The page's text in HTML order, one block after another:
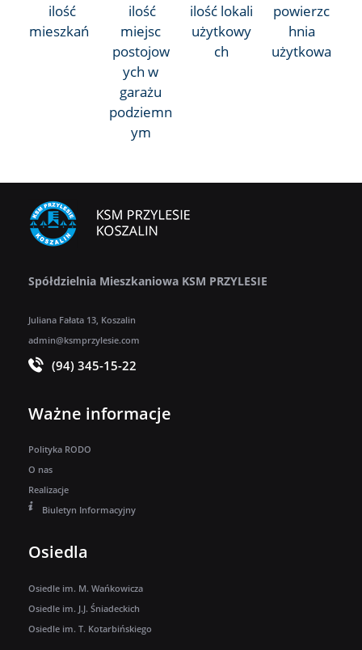
ilość
mieszkań
ilość
miejsc
postojow
ych w
garażu
podziemn
ym
ilość lokali
użytkowy
ch
powierzc
hnia
użytkowa
Spółdzielnia Mieszkaniowa KSM PRZYLESIE
Juliana Fałata 13, Koszalin
admin@ksmprzylesie.com
(94) 345-15-22
Ważne informacje
Polityka RODO
O nas
Realizacje
Biuletyn Informacyjny
Osiedla
Osiedle im. M. Wańkowicza
Osiedle im. J.J. Śniadeckich
Osiedle im. T. Kotarbińskiego